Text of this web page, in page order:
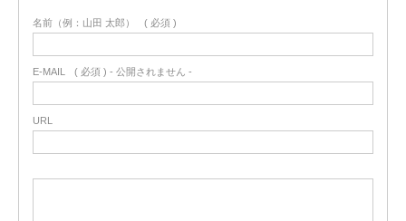
名前（例：山田 太郎） ( 必須 )
E-MAIL ( 必須 ) - 公開されません -
URL